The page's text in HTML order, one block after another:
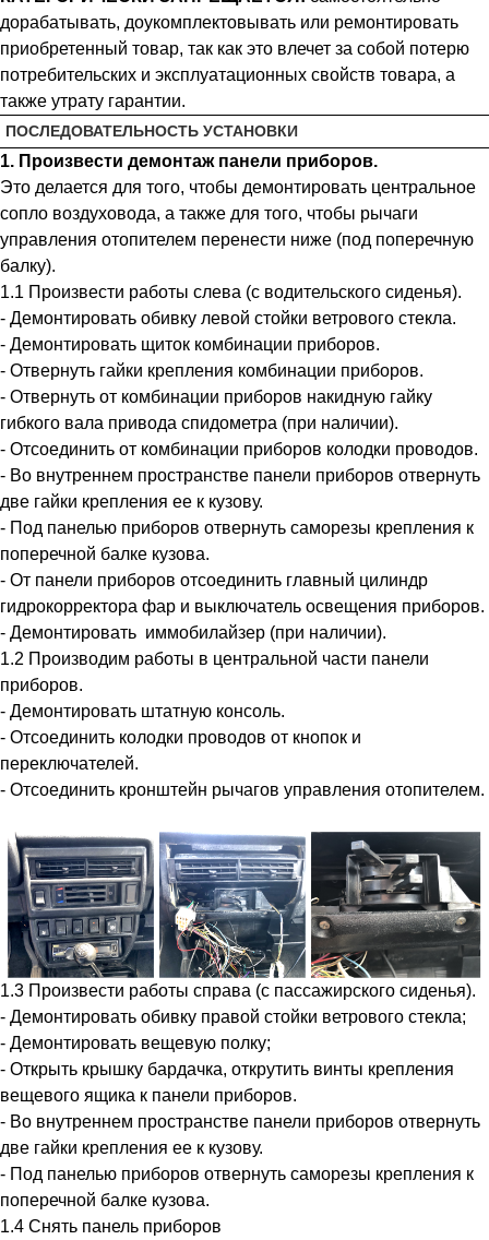
дорабатывать, доукомплектовывать или ремонтировать
приобретенный товар, так как это влечет за собой потерю
потребительских и эксплуатационных свойств товара, а
также утрату гарантии.
ПОСЛЕДОВАТЕЛЬНОСТЬ УСТАНОВКИ
1. Произвести демонтаж панели приборов.
Это делается для того, чтобы демонтировать центральное
сопло воздуховода, а также для того, чтобы рычаги
управления отопителем перенести ниже (под поперечную
балку).
1.1 Произвести работы слева (с водительского сиденья).
- Демонтировать обивку левой стойки ветрового стекла.
- Демонтировать щиток комбинации приборов.
- Отвернуть гайки крепления комбинации приборов.
- Отвернуть от комбинации приборов накидную гайку
гибкого вала привода спидометра (при наличии).
- Отсоединить от комбинации приборов колодки проводов.
- Во внутреннем пространстве панели приборов отвернуть
две гайки крепления ее к кузову.
- Под панелью приборов отвернуть саморезы крепления к
поперечной балке кузова.
- От панели приборов отсоединить главный цилиндр
гидрокорректора фар и выключатель освещения приборов.
- Демонтировать иммобилайзер (при наличии).
1.2 Производим работы в центральной части панели
приборов.
- Демонтировать штатную консоль.
- Отсоединить колодки проводов от кнопок и
переключателей.
- Отсоединить кронштейн рычагов управления отопителем.
1.3 Произвести работы справа (с пассажирского сиденья).
- Демонтировать обивку правой стойки ветрового стекла;
- Демонтировать вещевую полку;
- Открыть крышку бардачка, открутить винты крепления
вещевого ящика к панели приборов.
- Во внутреннем пространстве панели приборов отвернуть
две гайки крепления ее к кузову.
- Под панелью приборов отвернуть саморезы крепления к
поперечной балке кузова.
1.4 Снять панель приборов